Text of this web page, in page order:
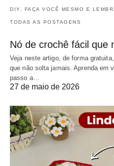
DIY, FAÇA VOCÊ MESMO E
TODAS AS POSTAGENS
Nó de crochê fácil que
Veja neste artigo, de forma
que não solta jamais. Aprenda em
passo a…
27 de maio de 2026